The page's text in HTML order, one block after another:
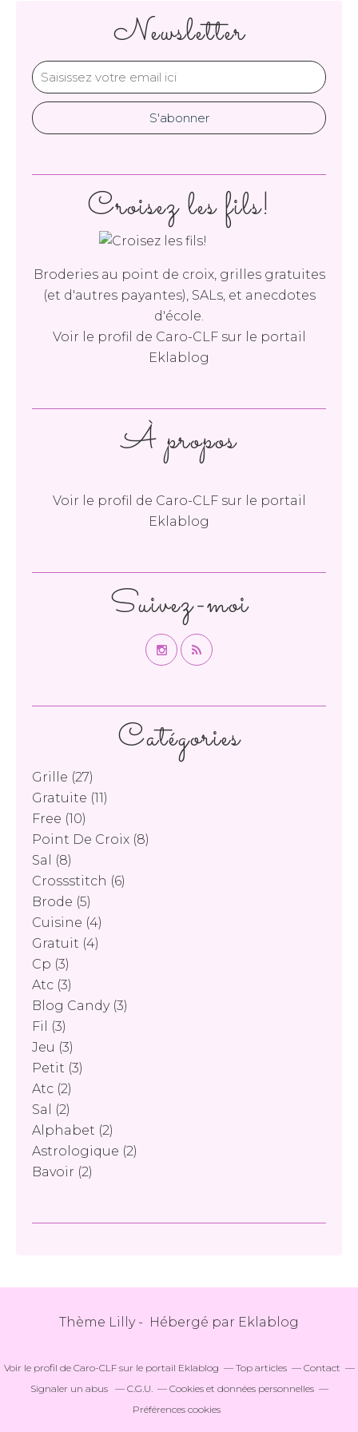
Newsletter
Catégories
Grille (27)
Gratuite (11)
Free (10)
Point De Croix (8)
Sal
(8)
Crossstitch (6)
Brode (5)
Cuisine (4)
Gratuit (4)
Cp (3)
Atc (3)
Blog Candy(3)
Fil
(3)
Jeu (3)
Petit (3)
Atc (2)
Sal
(2)
Alphabet (2)
Astrologique (2)
Bavoir (2)
Croisez les fils!
Broderies au point de croix, grilles gratuites
(et d'autres payantes), SALs, et anecdotes
d'école.
Voir le profil de Caro-CLFsur le portail
Eklablog
Suivez-moi
À propos
Voir le profil de Caro-CLFsur le portail
Eklablog
Thème Lilly - Hébergé par Eklablog
Voir le profil de Caro-CLFsur le portail Eklablog Top articles
Contact
Signaler un abus
C.G.U.
Cookies et données personnelles
Préférences cookies